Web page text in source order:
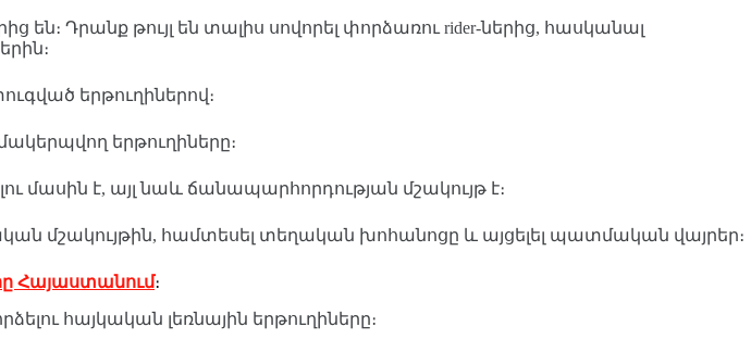
են։ Դրանք թույլ են տալիս սովորել փորձառու rider-ներից, հասկանալ
երթուղիներով։
երթուղիները։
մասին է, այլ նաև ճանապարհորդության մշակույթ է։
մշակույթին, համտեսել տեղական խոհանոցը և այցելել պատմական վայրեր։
Հայաստանում։
հայկական լեռնային երթուղիները։